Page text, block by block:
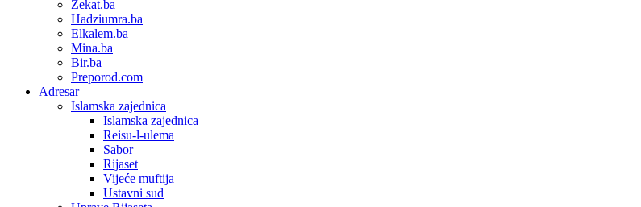
Zekat.ba
Hadziumra.ba
Elkalem.ba
Mina.ba
Bir.ba
Preporod.com
Adresar
Islamska zajednica
Islamska zajednica
Reisu-l-ulema
Sabor
Rijaset
Vijeće muftija
Ustavni sud